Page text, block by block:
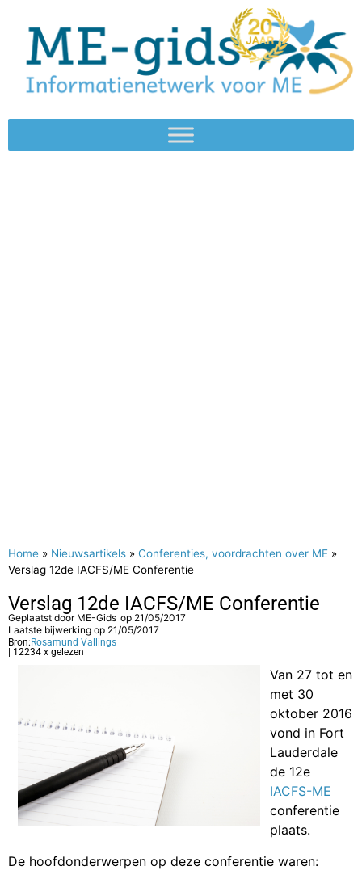
Home » Nieuwsartikels » Conferenties, voordrachten over ME »
Verslag 12de IACFS/ME Conferentie
Verslag 12de IACFS/ME Conferentie
Geplaatst door ME-Gids op 21/05/2017
Laatste bijwerking op 21/05/2017
Bron: Rosamund Vallings
| 12234 x gelezen
Van 27 tot en
met 30
oktober 2016
vond in Fort
Lauderdale
de 12e
IACFS-ME
conferentie
plaats.
De hoofdonderwerpen op deze conferentie waren: